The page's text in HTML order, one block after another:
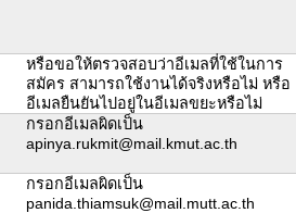
หรือขอให้ตรวจสอบว่าอีเมลที่ใช้ในการ
สมัคร สามารถใช้งานได้จริงหรือไม่ หรือ
อีเมลยืนยันไปอยู่ในอีเมลขยะหรือไม่
กรอกอีเมลผิดเป็น
apinya.rukmit@mail.kmut.ac.th
กรอกอีเมลผิดเป็น
panida.thiamsuk@mail.mutt.ac.th